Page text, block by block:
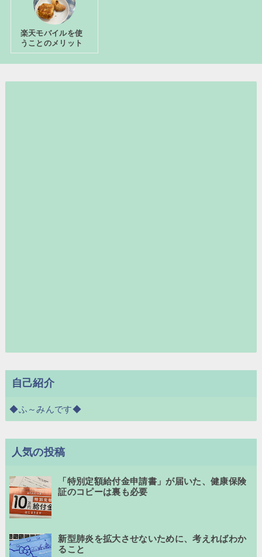
楽天モバイルを使
うことのメリット
自己紹介
◆ふ～みんです◆
人気の投稿
「特別定額給付金申請書」が届いた、健康保険
証のコピーは裏も必要
新型肺炎を拡大させないために、考えればわか
ること